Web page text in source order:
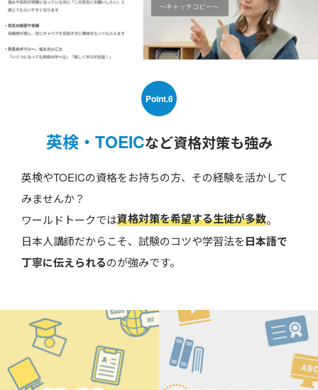
Point.6
英検・TOEICなど資格対策も強み
英検やTOEICの資格をお持ちの方、その経験を活かして
みませんか？
ワールドトークでは資格対策を希望する生徒が多数。
日本人講師だからこそ、試験のコツや学習法を日本語で
丁寧に伝えられるのが強みです。